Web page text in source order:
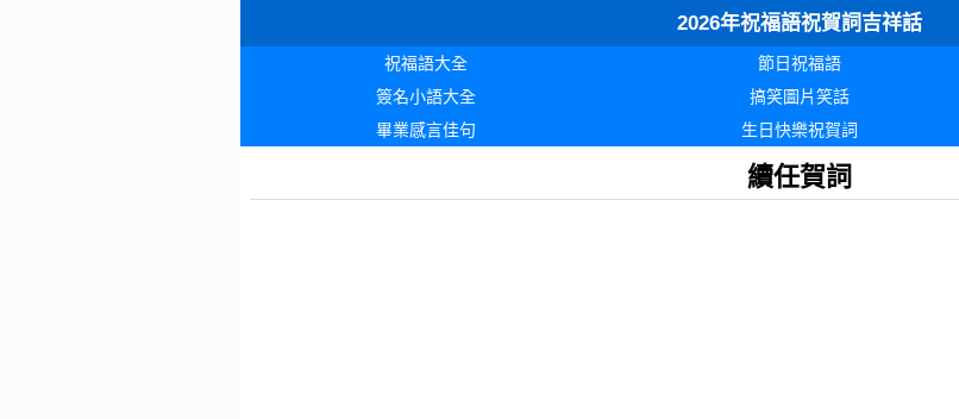
2026年祝福語祝賀詞吉祥話
祝福語大全 節日祝福語
簽名小語大全
搞笑圖片笑話
畢業感言佳句
生日快樂祝賀詞
續任賀詞